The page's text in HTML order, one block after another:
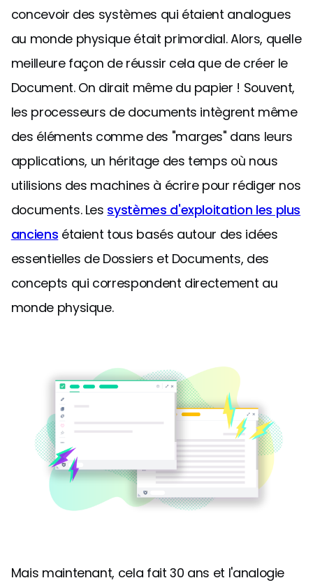
concevoir des systèmes qui étaient analogues
au monde physique était primordial. Alors, quelle
meilleure façon de réussir cela que de créer le
Document. On dirait même du papier ! Souvent,
les processeurs de documents intègrent même
des éléments comme des "marges" dans leurs
applications, un héritage des temps où nous
utilisions des machines à écrire pour rédiger nos
documents. Les systèmes d'exploitation les plus
anciens étaient tous basés autour des idées
essentielles de Dossiers et Documents, des
concepts qui correspondent directement au
monde physique.
Mais maintenant, cela fait 30 ans et l'analogie